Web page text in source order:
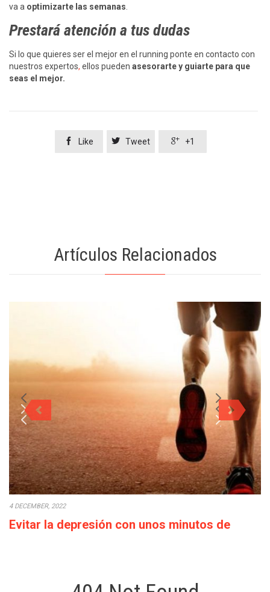
va a optimizarte las semanas
Prestará atención a tus dudas
Si lo que quieres ser el mejor en el running ponte en contacto con
nuestros expertos, ellos pueden asesorarte y guiarte para que
seas el mejor.
 Like  Tweet  +1
Artículos Relacionados
4 DECEMBER, 2022
Evitar la depresión con unos minutos de